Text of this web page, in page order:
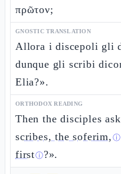
πρῶτον;
GNOSTIC TRANSLATION
Allora i discepoli gli
dunque gli scribi
Elia?».
ORTHODOX READING
Then the disciples
scribes, the soferim, ⓘ
firstⓘ?».